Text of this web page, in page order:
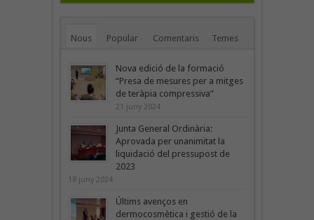
Nous Popular Comentaris Temes
Nova edició de la formació
“Presa de mesures per a mitges
de teràpia compressiva”
21 juny 2024
Junta General Ordinària:
Aprovada per unanimitat la
liquidació del pressupost de
2023
18 juny 2024
Últims avenços en
dermocosmètica i gestió de la